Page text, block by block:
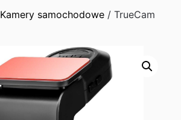
Kamery samochodowe / TrueCam